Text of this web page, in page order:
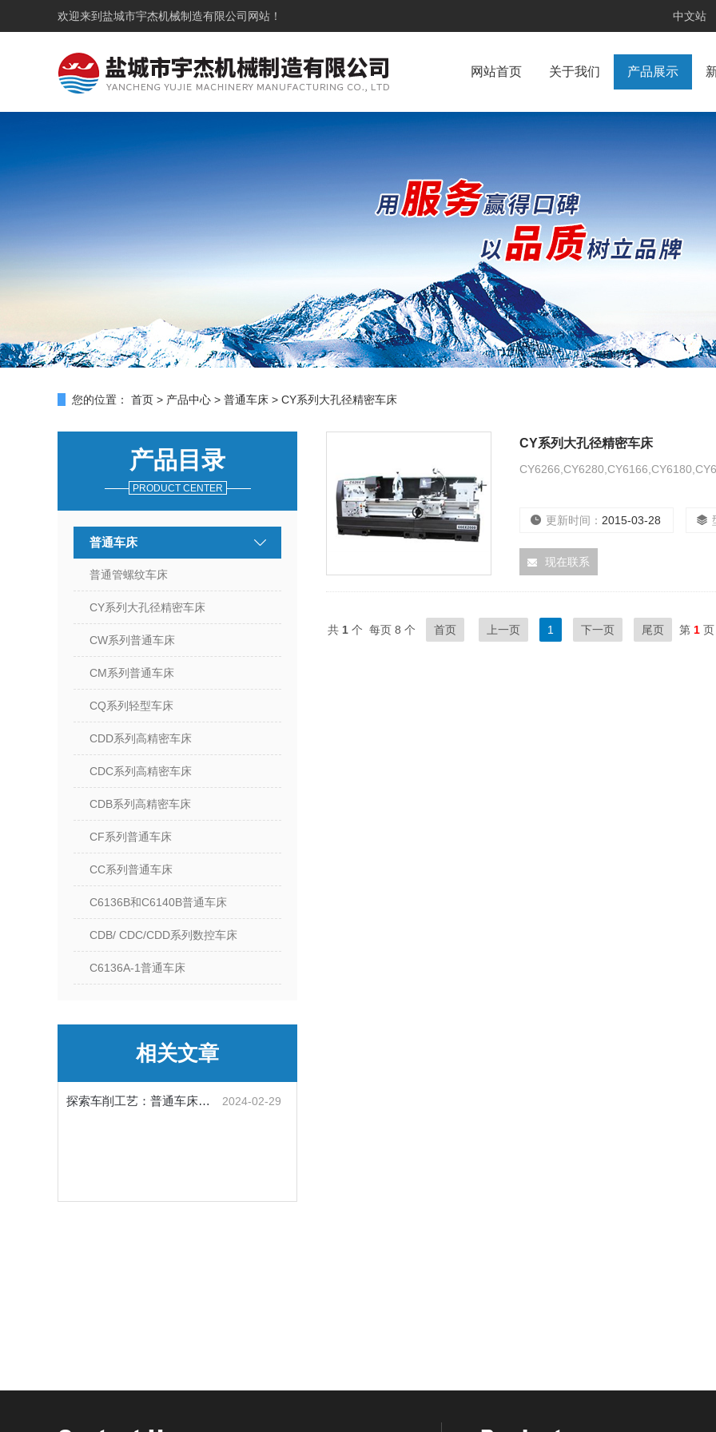
欢迎来到 盐城市宇杰机械制造有限公司 网站！ 中文站
网站首页 关于我们 产品展示
您的位置： 首页 > 产品中心 > 普通车床 > CY系列大孔径精密车床
产品目录
PRODUCT CENTER
普通车床
普通管螺纹车床
CY系列大孔径精密车床
CW系列普通车床
CM系列普通车床
CQ系列轻型车床
CDD系列高精密车床
CDC系列高精密车床
CDB系列高精密车床
CF系列普通车床
CC系列普通车床
C6136B和C6140B普通车床
CDB/ CDC/CDD系列数控车床
C6136A-1普通车床
相关文章
探索车削工艺：普通车床的操作与技巧 2024-02-29
CY系列大孔径精密车床
更新时间： 2015-03-28
现在联系
共 1 个 每页 8 个 首页 上一页 1 下一页 尾页 第 1 页